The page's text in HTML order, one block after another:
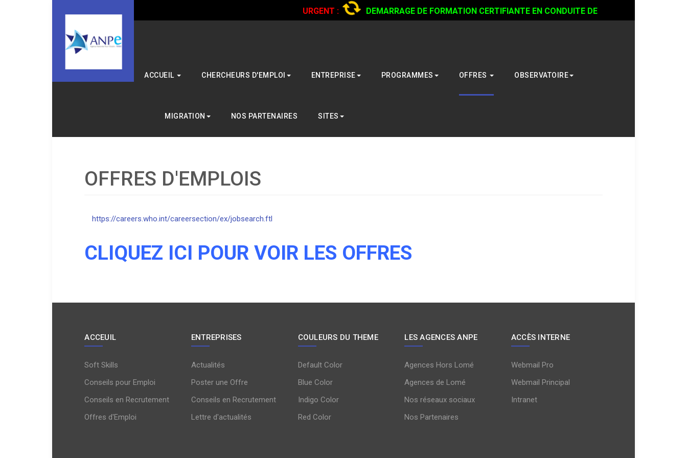
URGENT :
DEMARRAGE DE FORMATION CERTIFIANTE EN CONDUITE DE
CAMIONS...CLIQUER POUR LIRE
ACCUEIL CHERCHEURS D'EMPLOI ENTREPRISE PROGRAMMES OFFRES OBSERVATOIRE
MIGRATION NOS PARTENAIRES SITES
OFFRES D'EMPLOIS
https://careers.who.int/careersection/ex/jobsearch.ftl
CLIQUEZ ICI POUR VOIR LES OFFRES
ACCEUIL
Soft Skills
Conseils pour Emploi
Conseils en Recrutement
Offres d'Emploi
ENTREPRISES
Actualités
Poster une Offre
Conseils en Recrutement
Lettre d'actualités
COULEURS DU THEME
Default Color
Blue Color
Indigo Color
Red Color
LES AGENCES ANPE
Agences Hors Lomé
Agences de Lomé
Nos réseaux sociaux
Nos Partenaires
ACCÈS INTERNE
Webmail Pro
Webmail Principal
Intranet